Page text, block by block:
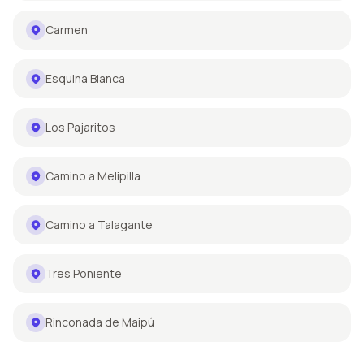
Carmen
Esquina Blanca
Los Pajaritos
Camino a Melipilla
Camino a Talagante
Tres Poniente
Rinconada de Maipú